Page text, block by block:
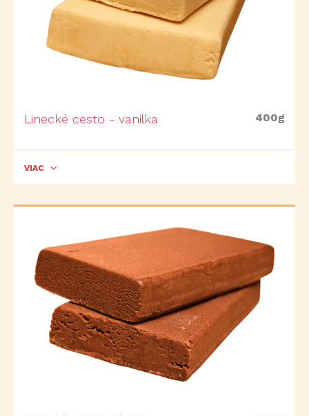
Linecké cesto - vanilka 400g
VIAC